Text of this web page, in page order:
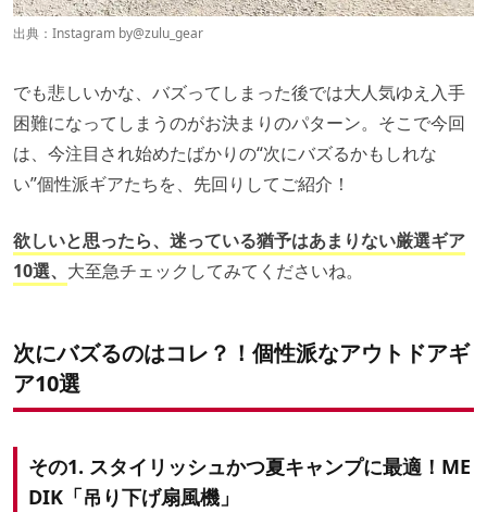
出典：Instagram by@zulu_gear
でも悲しいかな、バズってしまった後では大人気ゆえ入手
困難になってしまうのがお決まりのパターン。そこで今回
は、今注目され始めたばかりの“次にバズるかもしれな
い”個性派ギアたちを、先回りしてご紹介！
欲しいと思ったら、迷っている猶予はあまりない厳選ギア
10選、 大至急チェックしてみてくださいね。
次にバズるのはコレ？！個性派なアウトドアギ
ア10選
その1. スタイリッシュかつ夏キャンプに最適！ME
DIK「吊り下げ扇風機」